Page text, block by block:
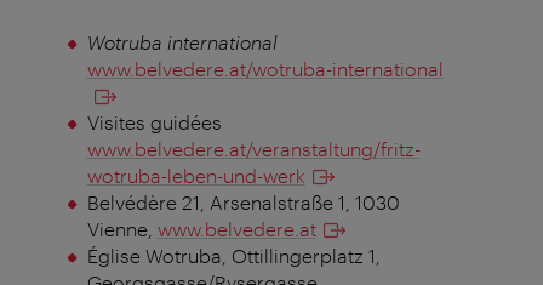
Wotruba international
www.belvedere.at/wotruba-international
Visites guidées
www.belvedere.at/veranstaltung/fritz-
wotruba-leben-und-werk
Belvédère 21, Arsenalstraße 1, 1030
Vienne www.belvedere.at
Église Wotruba, Ottillingerplatz 1,